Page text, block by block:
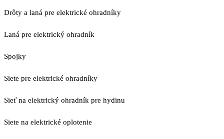
Drôty a laná pre elektrické ohradníky
Laná pre elektrický ohradník
Spojky
Siete pre elektrické ohradníky
Sieť na elektrický ohradník pre hydinu
Siete na elektrické oplotenie